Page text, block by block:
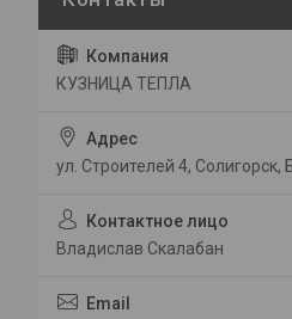
КУЗНИЦА ТЕПЛА
ул. Строителей 4, Солигорск,
Владислав Скалабан